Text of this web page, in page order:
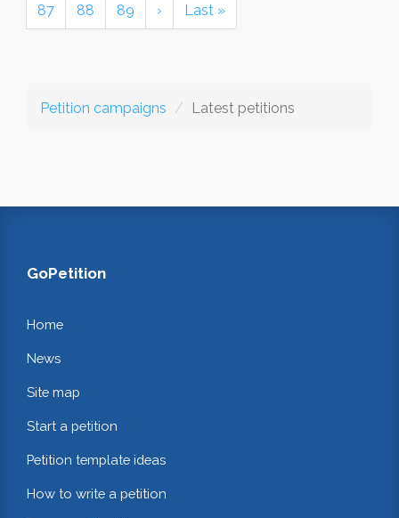
87 88 89 › Last »
Petition campaigns Latest petitions
GoPetition
Home
News
Site map
Start a petition
Petition template ideas
How to write a petition